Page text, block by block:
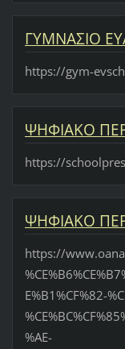
ΓΥΜΝΑΣΙΟ
https://gym-
ΨΗΦΙΑΚΟ
https://
ΨΗΦΙΑΚΟ
https://
E%B1%CF%82-
%AE-